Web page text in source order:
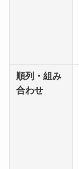
順列・組み
合わせ